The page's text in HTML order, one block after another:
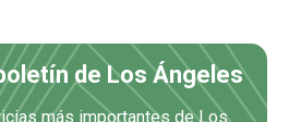
de Los Ángeles
más importantes de Los